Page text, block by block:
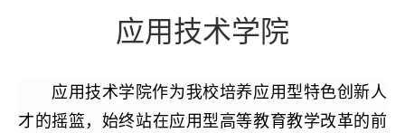
应用技术学院
应用技术学院作为我校培养应用型特色创新人
才的摇篮，始终站在应用型高等教育教学改革的前